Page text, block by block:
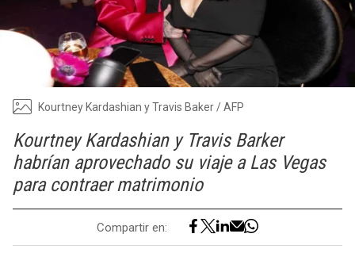
Kourtney Kardashian y Travis Baker / AFP
Kourtney Kardashian y Travis Barker
habrían aprovechado su viaje a Las Vegas
para contraer matrimonio
Compartir en: